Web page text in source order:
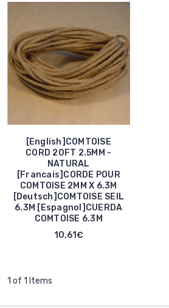
[English]COMTOISE
CORD 20FT 2.5MM -
NATURAL
[Francais]CORDE POUR
COMTOISE 2MM X 6.3M
[Deutsch]COMTOISE SEIL
6.3M [Espagnol]CUERDA
COMTOISE 6.3M
10,61€
1 of 1 Items